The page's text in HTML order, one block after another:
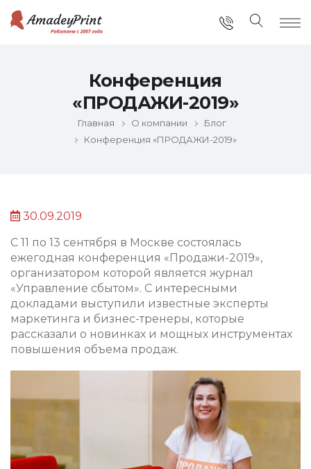
Конференция
«ПРОДАЖИ-2019»
Главная О компании
Блог
Конференция «ПРОДАЖИ-2019»
30.09.2019
С 11 по 13 сентября в Москве состоялась
ежегодная конференция «Продажи-2019»,
организатором которой является журнал
«Управление сбытом». С интересными
докладами выступили известные эксперты
маркетинга и бизнес-тренеры, которые
рассказали о новинках и мощных инструментах
повышения объема продаж.